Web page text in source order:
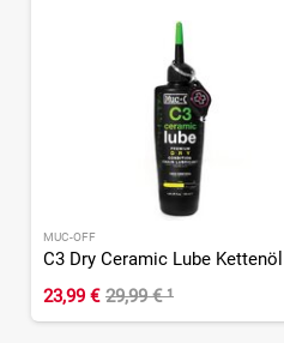
MUC-OFF
C3 Dry Ceramic Lube Kettenöl
23,99 € 29,99 €¹